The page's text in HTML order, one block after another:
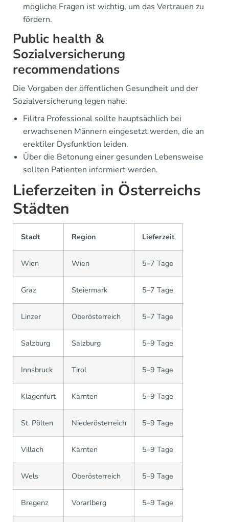
mögliche Fragen ist wichtig, um das Vertrauen zu
fördern.
Public health &
Sozialversicherung
recommendations
Die Vorgaben der öffentlichen Gesundheit und der
Sozialversicherung legen nahe:
Filitra Professional sollte hauptsächlich bei
erwachsenen Männern eingesetzt werden, die an
erektiler Dysfunktion leiden.
Über die Betonung einer gesunden Lebensweise
sollten Patienten informiert werden.
Lieferzeiten in Österreichs
Städten
Stadt Region Lieferzeit
Wien Wien 5–7 Tage
Graz Steiermark 5–7 Tage
Linzer Oberösterreich 5–7 Tage
Salzburg Salzburg 5–9 Tage
Innsbruck Tirol 5–9 Tage
Klagenfurt Kärnten 5–9 Tage
St. Pölten Niederösterreich 5–9 Tage
Villach Kärnten 5–9 Tage
Wels Oberösterreich 5–9 Tage
Bregenz Vorarlberg 5–9 Tage